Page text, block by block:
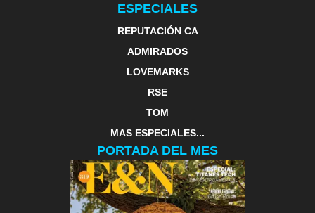
ESPECIALES
REPUTACIÓN CA
ADMIRADOS
LOVEMARKS
RSE
TOM
MAS ESPECIALES...
PORTADA DEL MES